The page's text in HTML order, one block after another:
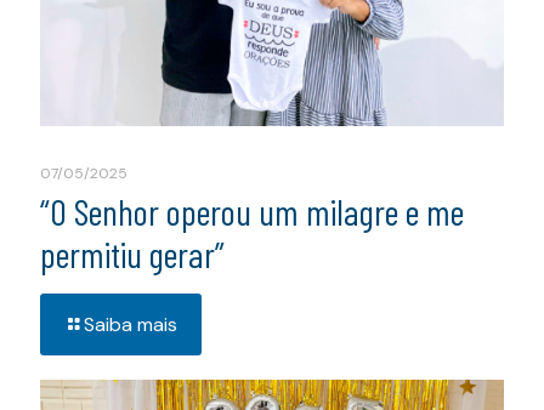
07/05/2025
“O Senhor operou um milagre e me
permitiu gerar”
Saiba mais